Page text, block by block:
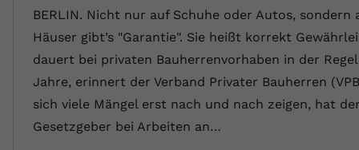
BERLIN. Nicht nur auf Schuhe oder Autos, sondern
Häuser gibt’s "Garantie". Sie heißt korrekt
dauert bei privaten Bauherrenvorhaben in der
Jahre, erinnert der Verband Privater Bauherren
sich viele Mängel erst nach und nach zeigen, hat
Gesetzgeber bei Arbeiten an…